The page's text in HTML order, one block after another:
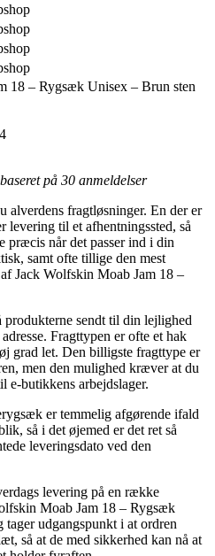
18 – Rygsæk Unisex – Brun sten
på 30 anmeldelser
alverdens fragtløsninger. En der er
levering til et afhentningssted, så
præcis når det passer ind i din
samt ofte tillige den mest
Jack Wolfskin Moab Jam 18 –
sendt til din lejlighed
Fragttypen er ofte et hak
grad let. Den billigste fragttype er
men den mulighed kræver at du
e-butikkens arbejdslager.
er temmelig afgørende ifald
så i det øjemed er det ret så
leveringsdato ved den
levering på en række
Moab Jam 18 – Rygsæk
udgangspunkt i at ordren
så at de med sikkerhed kan nå at